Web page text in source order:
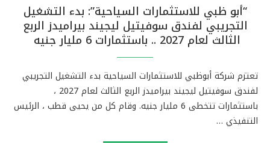
“أبو ظبي للاستثمارات السياحية”: بدء التشغيل
التجريبي لفندق سوفيتيل ليجيند بيراميدز الربع
الثالث لعام 2027 .. باستثمارات 6 مليار جنيه
تعتزم شركة أبوظبي للاستثمارات السياحية بدء التشغيل التجريبي
لفندق سوفيتيل ليجيند بيراميدز الربع الثالث لعام 2027 ،
باستثمارات تتخطى 6 مليار جنيه. وقام كل من يحيى قطب ، الرئيس
التنفيذي …